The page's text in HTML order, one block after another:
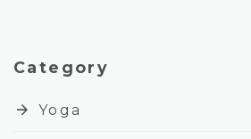
Category
arrow_forward Yoga